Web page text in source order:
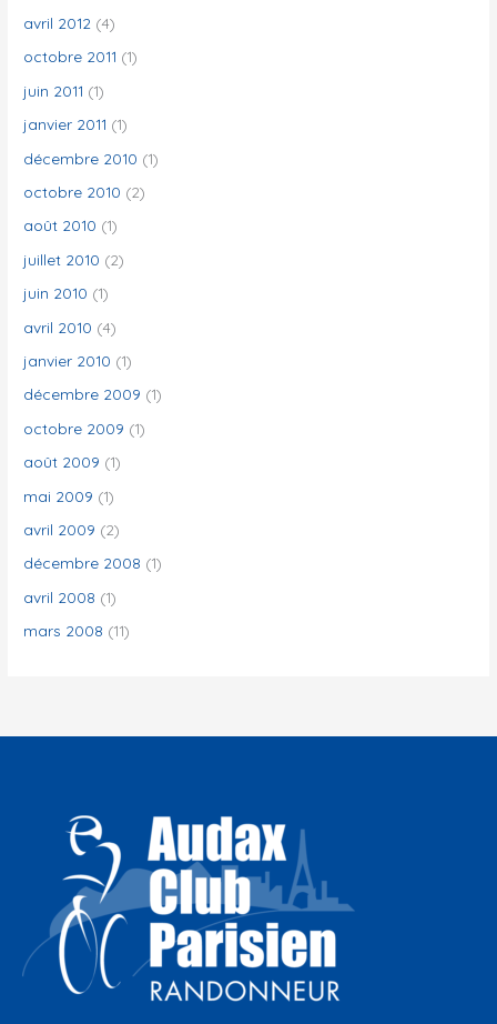
avril 2012 (4)
octobre 2011 (1)
juin 2011 (1)
janvier 2011 (1)
décembre 2010 (1)
octobre 2010 (2)
août 2010 (1)
juillet 2010 (2)
juin 2010 (1)
avril 2010 (4)
janvier 2010 (1)
décembre 2009 (1)
octobre 2009 (1)
août 2009 (1)
mai 2009 (1)
avril 2009 (2)
décembre 2008 (1)
avril 2008 (1)
mars 2008 (11)